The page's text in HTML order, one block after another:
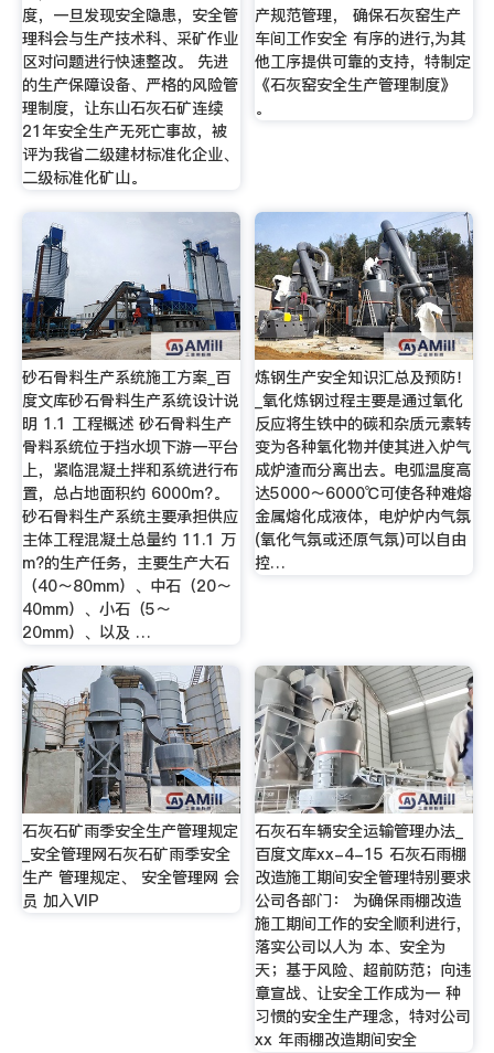
度，一旦发现安全隐患，安全管
理科会与生产技术科、采矿作业
区对问题进行快速整改。 先进
的生产保障设备、严格的风险管
理制度，让东山石灰石矿连续
21年安全生产无死亡事故，被
评为我省二级建材标准化企业、
二级标准化矿山。
产规范管理， 确保石灰窑生产
车间工作安全 有序的进行,为其
他工序提供可靠的支持，特制定
《石灰窑安全生产管理制度》
。
砂石骨料生产系统施工方案_百
度文库砂石骨料生产系统设计说
明 1.1 工程概述 砂石骨料生产
骨料系统位于挡水坝下游一平台
上，紧临混凝土拌和系统进行布
置，总占地面积约 6000m?。
砂石骨料生产系统主要承担供应
主体工程混凝土总量约 11.1 万
m?的生产任务，主要生产大石
（40～80mm）、中石（20～
40mm）、小石（5～
20mm）、以及 …
炼钢生产安全知识汇总及预防！
_氧化炼钢过程主要是通过氧化
反应将生铁中的碳和杂质元素转
变为各种氧化物并使其进入炉气
成炉渣而分离出去。电弧温度高
达5000～6000℃可使各种难熔
金属熔化成液体，电炉炉内气氛
(氧化气氛或还原气氛)可以自由
控…
石灰石矿雨季安全生产管理规定
_安全管理网石灰石矿雨季安全
生产 管理规定、 安全管理网 会
员 加入VIP
石灰石车辆安全运输管理办法_
百度文库xx-4-15 石灰石雨棚
改造施工期间安全管理特别要求
公司各部门： 为确保雨棚改造
施工期间工作的安全顺利进行，
落实公司以人为 本、安全为
天；基于风险、超前防范；向违
章宣战、让安全工作成为一 种
习惯的安全生产理念，特对公司
xx 年雨棚改造期间安全